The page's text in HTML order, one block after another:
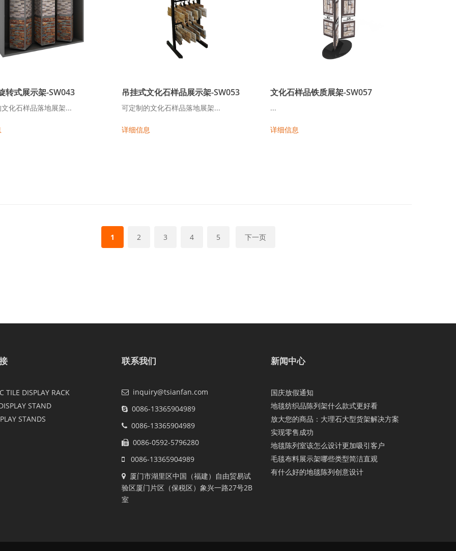
转式展示架-SW043
化石样品落地展架...
吊挂式文化石样品展示架-SW053
可定制的文化石样品落地展架...
详细信息
文化石样品铁质展架-SW057
...
详细信息
1 2 3 4 5 下一页
TILE DISPLAY RACK
STAND
STANDS
联系我们
inquiry@tsianfan.com
0086-13365904989
0086-13365904989
0086-0592-5796280
0086-13365904989
厦门市湖里区中国（福建）自由贸易试
验区厦门片区（保税区）象兴一路27号2B
室
新闻中心
国庆放假通知
地毯纺织品陈列架什么款式更好看
放大您的商品：大理石大型货架解决方案
实现零售成功
地毯陈列室该怎么设计更加吸引客户
毛毯布料展示架哪些类型简洁直观
有什么好的地毯陈列创意设计